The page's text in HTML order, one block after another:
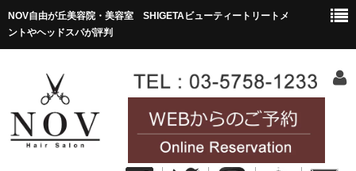
NOV自由が丘美容院・美容室 SHIGETAビューティートリートメ
ントやヘッドスパが評判